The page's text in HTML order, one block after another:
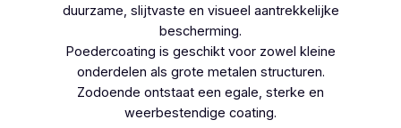
duurzame, slijtvaste en visueel aantrekkelijke
bescherming.
Poedercoating is geschikt voor zowel kleine
onderdelen als grote metalen structuren.
Zodoende ontstaat een egale, sterke en
weerbestendige coating.